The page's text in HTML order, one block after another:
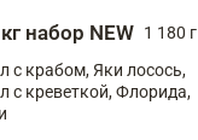
набор NEW 1 180 г
с крабом, Яки лосось,
с креветкой, Флорида,